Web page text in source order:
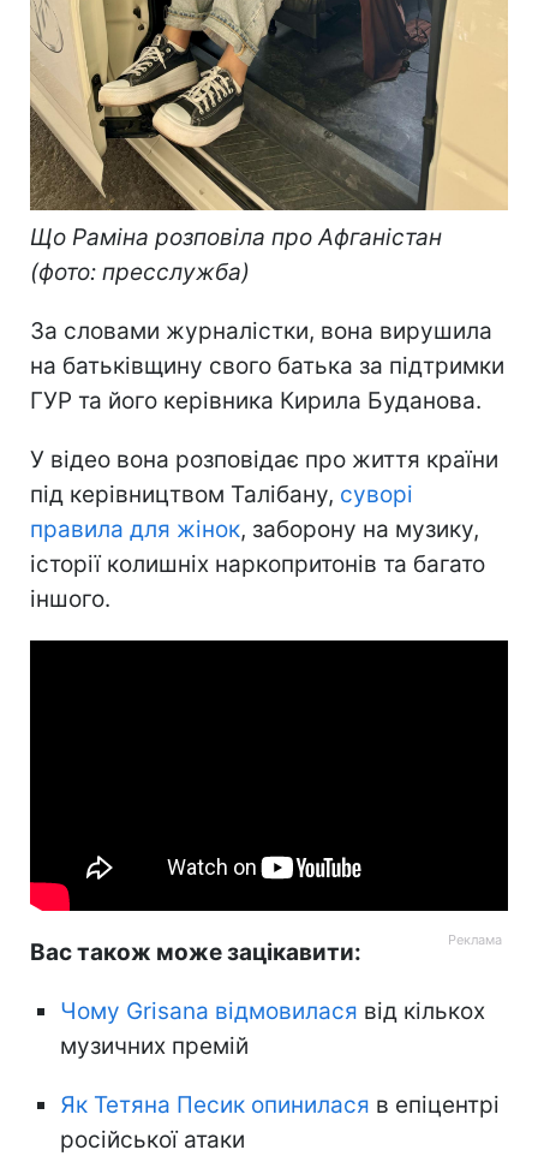
Що Раміна розповіла про Афганістан
(фото: пресслужба)
За словами журналістки, вона вирушила
на батьківщину свого батька за підтримки
ГУР та його керівника Кирила Буданова.
У відео вона розповідає про життя країни
під керівництвом Талібану, суворі
правила для жінок, заборону на музику,
історії колишніх наркопритонів та багато
іншого.
Вас також може зацікавити:
Чому Grisana відмовилася від кількох
музичних премій
Як Тетяна Песик опинилася в епіцентрі
російської атаки